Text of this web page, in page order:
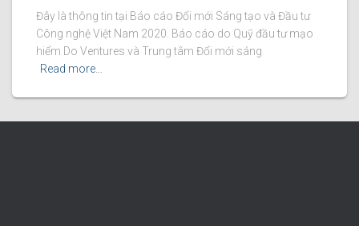
Đây là thông tin tại Báo cáo Đổi mới Sáng tạo và Đầu tư
Công nghệ Việt Nam 2020. Báo cáo do Quỹ đầu tư mạo
hiểm Do Ventures và Trung tâm Đổi mới sáng
Read more…